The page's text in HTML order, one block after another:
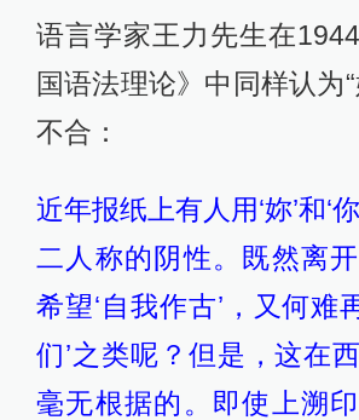
语言学家王力先生在
国语法理论》中同样认为
不合：
近年报纸上有人用‘妳’和‘
二人称的阴性。既然离
希望‘自我作古’，又何难
们’之类呢？但是，这在
毫无根据的。即使上溯